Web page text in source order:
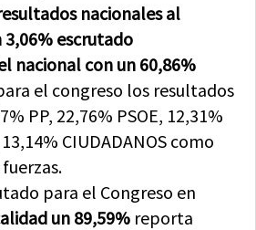
nacionales al
3,06% escrutado
nacional con un 60,86%
el congreso los resultados
PP, 22,76% PSOE, 12,31%
13,14% CIUDADANOS como
para el Congreso en
un 89,59% reporta